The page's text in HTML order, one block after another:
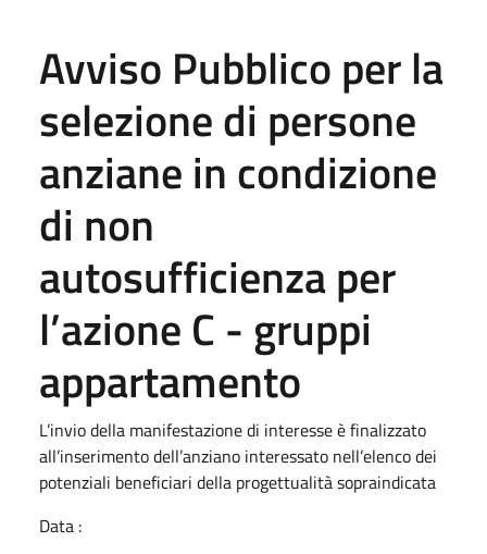
Avviso Pubblico per la
selezione di persone
anziane in condizione
di non
autosufficienza per
l’azione C - gruppi
appartamento
L’invio della manifestazione di interesse è finalizzato
all’inserimento dell’anziano interessato nell’elenco dei
potenziali beneficiari della progettualità sopraindicata
Data :